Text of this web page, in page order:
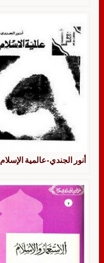
أنور الجندي-عالمية الإسلام